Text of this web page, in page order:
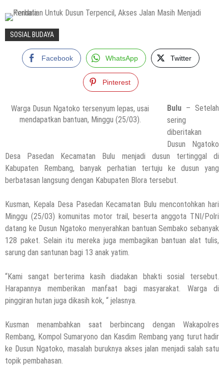
SOSIAL BUDAYA
Facebook WhatsApp Twitter
Pinterest
Warga Dusun Ngatoko tersenyum lepas, usai
mendapatkan bantuan, Minggu (25/03).
Bulu – Setelah
sering
diberitakan
Dusun Ngatoko
Desa Pasedan Kecamatan Bulu menjadi dusun tertinggal di
Kabupaten Rembang, banyak perhatian tertuju ke dusun yang
berbatasan langsung dengan Kabupaten Blora tersebut.
Kusman, Kepala Desa Pasedan Kecamatan Bulu mencontohkan hari
Minggu (25/03) komunitas motor trail, beserta anggota TNI/Polri
datang ke Dusun Ngatoko menyerahkan bantuan Sembako sebanyak
128 paket. Selain itu mereka juga membagikan bantuan alat tulis,
sarung dan santunan bagi 13 anak yatim.
“Kami sangat berterima kasih diadakan bhakti sosial tersebut.
Harapannya memberikan manfaat bagi masyarakat. Warga di
pinggiran hutan juga dikasih kok, “ jelasnya.
Kusman menambahkan saat berbincang dengan Wakapolres
Rembang, Kompol Sumaryono dan Kasdim Rembang yang turut hadir
ke Dusun Ngatoko, masalah buruknya akses jalan menjadi salah satu
topik pembahasan.